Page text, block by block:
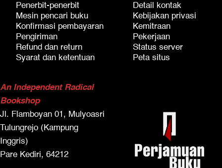
Penerbit-penerbit
Mesin pencari buku
Konfirmasi pembayaran
Pengiriman
Refund dan return
Syarat dan ketentuan
Detail kontak
Kebijakan privasi
Kemitraan
Pekerjaan
Status server
Peta situs
An Independent Radical
Bookshop
Jl. Flamboyan 01, Mulyoasri
Tulungrejo (Kampung
Inggris)
Pare Kediri, 64212